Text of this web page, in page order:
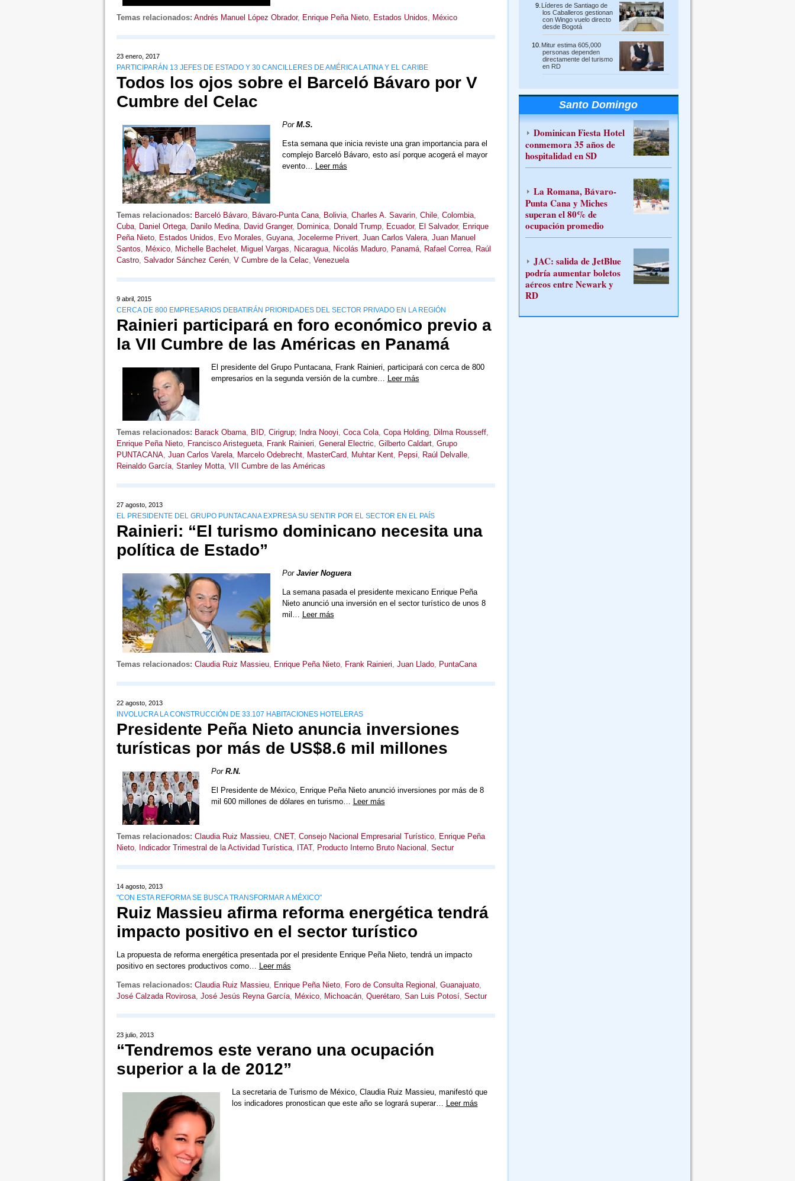
Temas relacionados: Andrés Manuel López Obrador, Enrique Peña Nieto, Estados Unidos, México
23 enero, 2017
PARTICIPARÁN 13 JEFES DE ESTADO Y 30 CANCILLERES DE AMÉRICA LATINA Y EL CARIBE
Todos los ojos sobre el Barceló Bávaro por V
Cumbre del Celac
Por M.S.
Esta semana que inicia reviste una gran importancia para el
complejo Barceló Bávaro, esto así porque acogerá el mayor
evento… Leer más
Temas relacionados: Barceló Bávaro, Bávaro-Punta Cana, Bolivia, Charles A. Savarin, Chile, Colombia,
Cuba, Daniel Ortega, Danilo Medina, David Granger, Dominica, Donald Trump, Ecuador, El Salvador, Enrique
Peña Nieto, Estados Unidos, Evo Morales, Guyana, Jocelerme Privert, Juan Carlos Valera, Juan Manuel
Santos, México, Michelle Bachelet, Miguel Vargas, Nicaragua, Nicolás Maduro, Panamá, Rafael Correa, Raúl
Castro, Salvador Sánchez Cerén, V Cumbre de la Celac, Venezuela
9 abril, 2015
CERCA DE 800 EMPRESARIOS DEBATIRÁN PRIORIDADES DEL SECTOR PRIVADO EN LA REGIÓN
Rainieri participará en foro económico previo a
la VII Cumbre de las Américas en Panamá
El presidente del Grupo Puntacana, Frank Rainieri, participará con cerca de 800
empresarios en la segunda versión de la cumbre… Leer más
Temas relacionados: Barack Obama, BID, Cirigrup; Indra Nooyi, Coca Cola, Copa Holding, Dilma Rousseff,
Enrique Peña Nieto, Francisco Aristegueta, Frank Rainieri, General Electric, Gilberto Caldart, Grupo
PUNTACANA, Juan Carlos Varela, Marcelo Odebrecht, MasterCard, Muhtar Kent, Pepsi, Raúl Delvalle,
Reinaldo García, Stanley Motta, VII Cumbre de las Américas
27 agosto, 2013
EL PRESIDENTE DEL GRUPO PUNTACANA EXPRESA SU SENTIR POR EL SECTOR EN EL PAÍS
Rainieri: “El turismo dominicano necesita una
política de Estado”
Por Javier Noguera
La semana pasada el presidente mexicano Enrique Peña
Nieto anunció una inversión en el sector turístico de unos 8
mil… Leer más
Temas relacionados: Claudia Ruiz Massieu, Enrique Peña Nieto, Frank Rainieri Juan Llado, PuntaCana
22 agosto, 2013
INVOLUCRA LA CONSTRUCCIÓN DE 33.107 HABITACIONES HOTELERAS
Presidente Peña Nieto anuncia inversiones
turísticas por más de US$8.6 mil millones
Por R.N.
El Presidente de México, Enrique Peña Nieto anunció inversiones por más de 8
mil 600 millones de dólares en turismo…
Leer más
Temas relacionados: Claudia Ruiz Massieu, CNET, Consejo Nacional Empresarial Turístico,
Enrique Peña
Nieto, Indicador Trimestral de la Actividad Turística, ITAT, Producto Interno Bruto Nacional Sectur
14 agosto, 2013
"CON ESTA REFORMA SE BUSCA TRANSFORMAR A MÉXICO"
Ruiz Massieu afirma reforma energética tendrá
impacto positivo en el sector turístico
La propuesta de reforma energética presentada por el presidente Enrique Peña Nieto, tendrá un impacto
positivo en sectores productivos como…
Leer más
Temas relacionados: Claudia Ruiz Massieu, Enrique Peña Nieto, Foro de Consulta Regional Guanajuato,
José Calzada Rovirosa, José Jesús Reyna García, México, Michoacán, Querétaro, San Luis Potosí, Sectur
23 julio, 2013
“Tendremos este verano una ocupación
superior a la de 2012”
La secretaria de Turismo de México, Claudia Ruiz Massieu, manifestó que
los indicadores pronostican que este año se logrará superar…
Leer más
Líderes de Santiago de
los Caballeros gestionan
con Wingo vuelo directo
desde Bogotá
Mitur estima 605,000
personas dependen
directamente del turismo
en RD
Santo Domingo
Dominican Fiesta Hotel
conmemora 35 años de
hospitalidad en SD
La Romana, Bávaro-
Punta Cana y Miches
superan el 80% de
ocupación promedio
JAC: salida de JetBlue
podría aumentar boletos
aéreos entre Newark y
RD